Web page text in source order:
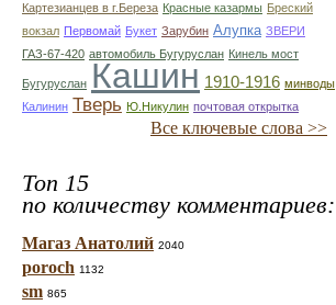
Картезианцев в г.Береза Красные казармы Бреский
вокзал Первомай Букет Зарубин Алупка ЗВЕРИ
ГАЗ-67-420 автомобиль Бугуруслан Кинель мост
Бугуруслан Кашин 1910-1916 минводы
Калинин Тверь Ю.Никулин почтовая открытка
Все ключевые слова >>
Топ 15
по количеству комментариев:
Магаз Анатолий 2040
poroch 1132
sm 865